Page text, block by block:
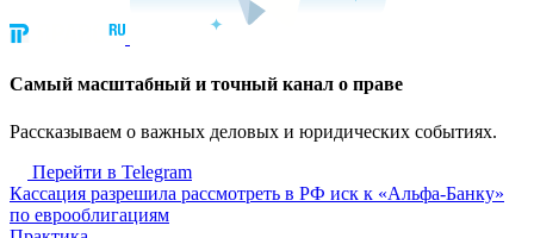
Cамый масштабный и точный канал о праве
Рассказываем о важных деловых и юридических событиях.
Перейти в Telegram
Кассация разрешила рассмотреть в РФ иск к «Альфа-Банку»
по еврооблигациям